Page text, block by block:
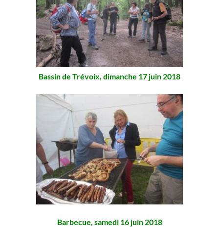
Bassin de Trévoix, dimanche 17 juin 2018
Barbecue, samedi 16 juin 2018